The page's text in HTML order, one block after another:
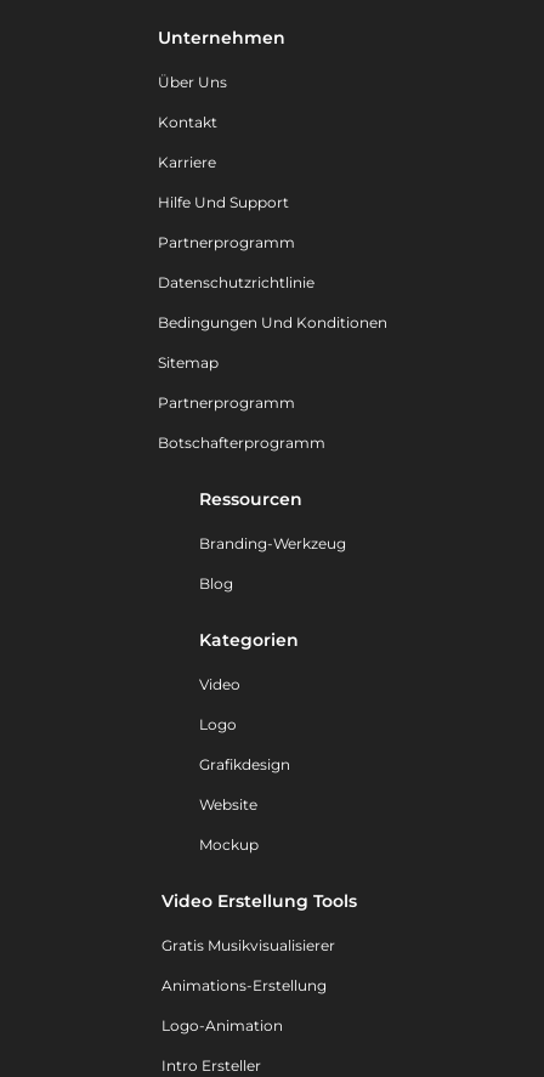
Unternehmen
Über Uns
Kontakt
Karriere
Hilfe Und Support
Partnerprogramm
Datenschutzrichtlinie
Bedingungen Und Konditionen
Sitemap
Partnerprogramm
Botschafterprogramm
Ressourcen
Branding-Werkzeug
Blog
Kategorien
Video
Logo
Grafikdesign
Website
Mockup
Video Erstellung Tools
Gratis Musikvisualisierer
Animations-Erstellung
Logo-Animation
Intro Ersteller